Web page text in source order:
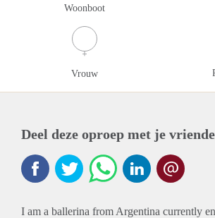
Woonboot
Vrouw
Deel deze oproep met je
I am a ballerina from Argentina currently